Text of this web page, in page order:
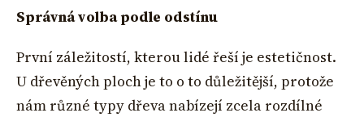
Správná volba podle odstínu
První záležitostí, kterou lidé řeší je estetičnost.
U dřevěných ploch je to o to důležitější, protože
nám různé typy dřeva nabízejí zcela rozdílné